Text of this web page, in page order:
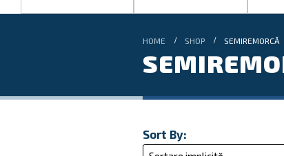
HOME SHOP SEMIREMORCĂ
Sort By: